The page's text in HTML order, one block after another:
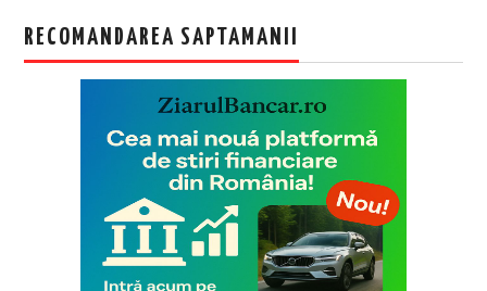
RECOMANDAREA SAPTAMANII